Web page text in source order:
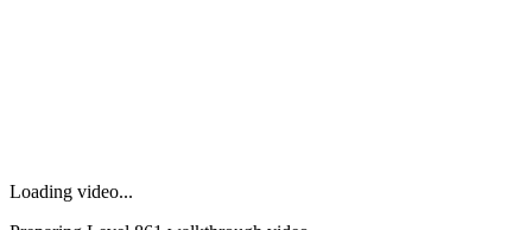
Loading video...